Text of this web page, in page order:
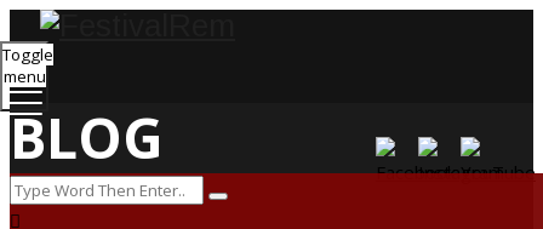
Toggle
menu
BLOG